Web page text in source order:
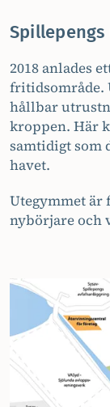
Spillepengs
2018 anlades
fritidsområde.
hållbar
kroppen. Här
samtidigt som
havet.
Utegymmet är
nybörjare och